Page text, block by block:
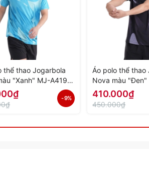
thể thao Jogarbola
"Xanh" MJ-A4197-
Chính Hãng
- 9%
Áo polo thể thao
Nova màu
02 - Hàng Chính
410.000₫
450.000₫